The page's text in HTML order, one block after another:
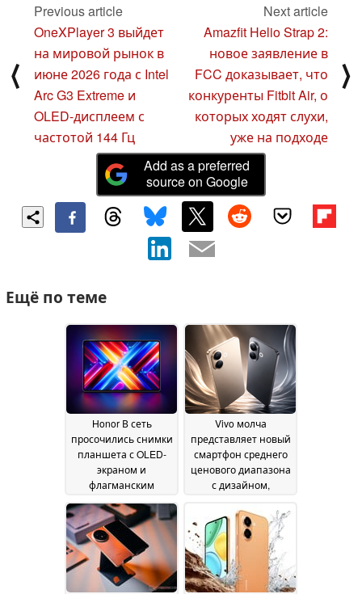
⟨
Previous article
OneXPlayer 3 выйдет
на мировой рынок в
июне 2026 года с Intel
Arc G3 Extreme и
OLED-дисплеем с
частотой 144 Гц
Next article
Amazfit Helio Strap 2:
новое заявление в
FCC доказывает, что
конкуренты Fitbit Air, о
которых ходят слухи,
уже на подходе
⟩
Add as a preferred
source on Google
Ещё по теме
Honor В сеть
просочились снимки
планшета с OLED-
экраном и
флагманским
Snapdragon12 June 2026
Vivo молча
представляет новый
смартфон среднего
ценового диапазона
с дизайном,
iPhone 1706 June 2026